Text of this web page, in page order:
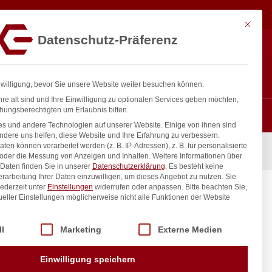
(L)350mm
inkl. / exkl. MwSt.
9,79€ exkl. MwSt. In den Warenkorb
Mit
Datenschutz-Präferenz
bevor Sie unsere Website weiter besuchen können.
alt sind und Ihre Einwilligung zu optionalen Services geben möchten,
um Erlaubnis bitten.
und andere Technologien auf unserer Website. Einige von ihnen sind
uns helfen, diese Website und Ihre Erfahrung zu verbessern.
können verarbeitet werden (z. B. IP-Adressen), z. B. für personalisierte
die Messung von Anzeigen und Inhalten. Weitere Informationen über
finden Sie in unserer Datenschutzerklärung. Es besteht keine
Ihrer Daten einzuwilligen, um dieses Angebot zu nutzen. Sie
unter Einstellungen widerrufen oder anpassen. Bitte beachten Sie,
Einstellungen möglicherweise nicht alle Funktionen der Website
Service-Gruppen, für die eine Einwilligung erteilt werden kann.
Marketing Externe Medien
Einwilligung speichern